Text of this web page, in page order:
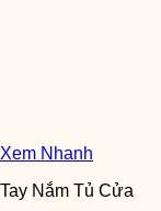
Xem Nhanh
Tay Nắm Tủ Cửa